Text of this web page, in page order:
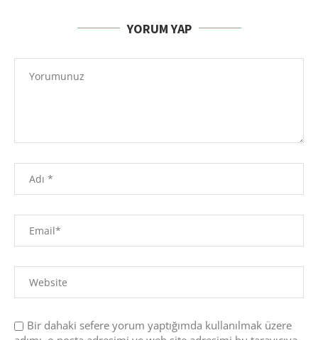
YORUM YAP
Bir dahaki sefere yorum yaptığımda kullanılmak üzere